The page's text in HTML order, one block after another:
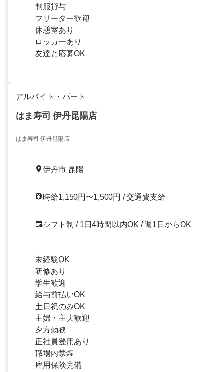
制服貸与
フリーター歓迎
休憩室あり
ロッカーあり
友達と応募OK
アルバイト・パート
はま寿司 伊丹昆陽店
はま寿司 伊丹昆陽店
伊丹市 昆陽
時給1,150円〜1,500円 / 交通費支給
シフト制 / 1日4時間以内OK / 週1日からOK
未経験OK
研修あり
学生歓迎
給与前払いOK
土日祝のみOK
主婦・主夫歓迎
夕方勤務
正社員登用あり
職場内禁煙
雇用保険完備